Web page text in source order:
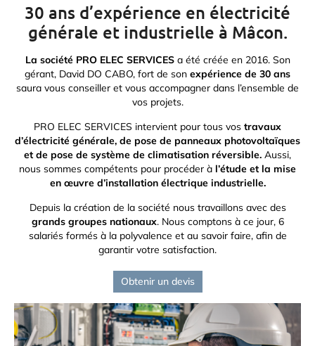
30 ans d’expérience en électricité
générale et industrielle à Mâcon.
La société PRO ELEC SERVICESa été créée en 2016. Son
gérant, David DO CABO, fort de son expérience de 30 ans
saura vous conseiller et vous accompagner dans l’ensemble de
vos projets.
PRO ELEC SERVICES intervient pour tous vos travaux
d’électricité générale, de pose de panneaux photovoltaïques
et de pose de système de climatisation réversible. Aussi,
nous sommes compétents pour procéder à l’étude et la mise
en œuvre d’installation électrique industrielle.
Depuis la création de la société nous travaillons avec des
grands groupes nationaux. Nous comptons à ce jour, 6
salariés formés à la polyvalence et au savoir faire, afin de
garantir votre satisfaction.
Obtenir un devis